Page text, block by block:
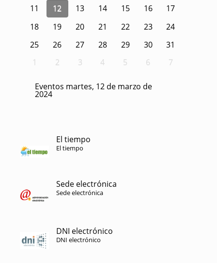
11
12 13 14 15 16
17
18
19 20 21 22 23
24
25
26 27 28 29 30
31
1
2 3 4 5 6 7
Eventos martes, 12 de marzo de
2024
El tiempo
El tiempo
Sede electrónica
Sede electrónica
DNI electrónico
DNI electrónico